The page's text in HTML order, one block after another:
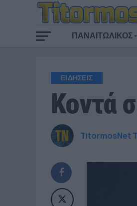
ΠΑΝΑΙΤΩΛΙΚΟΣ
ΕΙΔΗΣΕΙΣ
Κοντά
TitormosNet